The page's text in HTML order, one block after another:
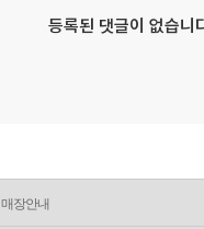
등록된 댓글이 없습니
매장안내